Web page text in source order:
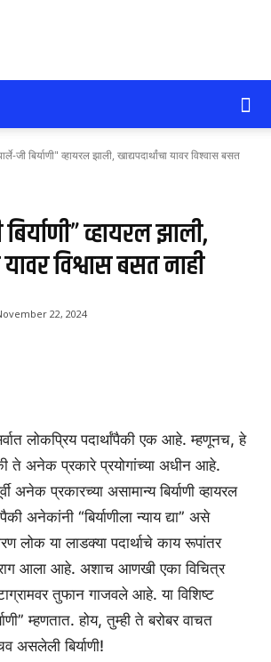
सोलापूर
आजतक
जी बिर्याणी" व्हायरल झाली, खाद्यपदार्थांचा यावर विश्वास बसत
बिर्याणी” व्हायरल झाली,
यावर विश्वास बसत नाही
22, 2024
लोकप्रिय पदार्थांपैकी एक आहे. म्हणूनच, हे
ते अनेक प्रकारे प्रयोगांच्या अधीन आहे.
अनेक प्रकारच्या असामान्य बिर्याणी व्हायरल
अनेकांनी “बिर्याणीला न्याय द्या” असे
या लाडक्या पदार्थाचे काय रूपांतर
राग आला आहे. अशाच आणखी एका विचित्र
तुफान गाजवले आहे. या विशिष्ट
म्हणतात. होय, तुम्ही ते बरोबर वाचत
असलेली बिर्याणी!